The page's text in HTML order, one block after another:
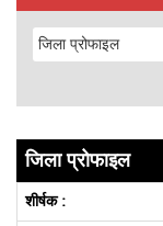
जिला प्रोफाइल